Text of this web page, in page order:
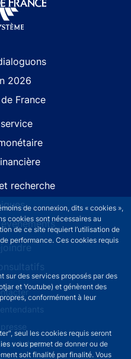
de connexion, dits « cookies »,
cookies sont nécessaires au
de ce site requiert l’utilisation de
performance. Ces cookies requis
sur des services proposés par des
et Youtube) et génèrent des
conformément à leur
seul les cookies requis seront
vous permet de donner ou de
soit finalité par finalité. Vous
2026
France
recherche
Achats